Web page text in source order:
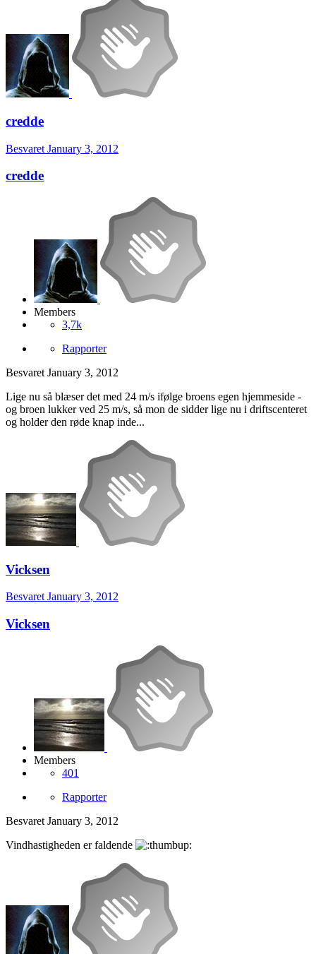
credde
Besvaret January 3, 2012
credde
Members
3,7k
Rapporter
Besvaret January 3, 2012
Lige nu så blæser det med 24 m/s ifølge broens egen hjemmeside -
og broen lukker ved 25 m/s, så mon de sidder lige nu i driftscenteret
og holder den røde knap inde...
Vicksen
BesvaretJanuary 3, 2012
Vicksen
Members
401
Rapporter
Besvaret January 3, 2012
Vindhastigheden er faldende